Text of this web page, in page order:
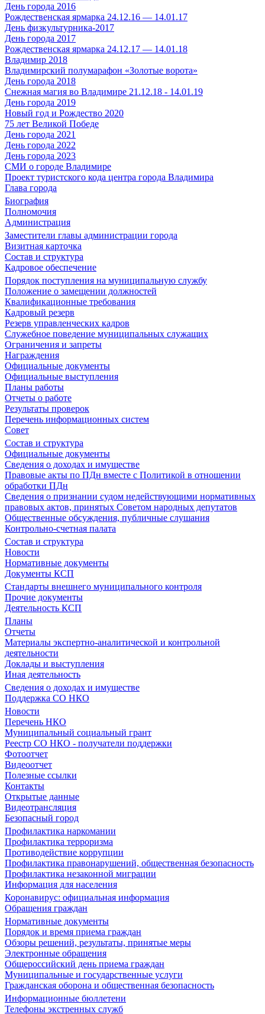
День города 2016
Рождественская ярмарка 24.12.16 — 14.01.17
День физкультурника-2017
День города 2017
Рождественская ярмарка 24.12.17 — 14.01.18
Владимир 2018
Владимирский полумарафон «Золотые ворота»
День города 2018
Снежная магия во Владимире 21.12.18 - 14.01.19
День города 2019
Новый год и Рождество 2020
75 лет Великой Победе
День города 2021
День города 2022
День города 2023
СМИ о городе Владимире
Проект туристского кода центра города Владимира
Глава города
Биография
Полномочия
Администрация
Заместители главы администрации города
Визитная карточка
Состав и структура
Кадровое обеспечение
Порядок поступления на муниципальную службу
Положение о замещении должностей
Квалификационные требования
Кадровый резерв
Резерв управленческих кадров
Служебное поведение муниципальных служащих
Ограничения и запреты
Награждения
Официальные документы
Официальные выступления
Планы работы
Отчеты о работе
Результаты проверок
Перечень информационных систем
Совет
Состав и структура
Официальные документы
Сведения о доходах и имуществе
Правовые акты по ПДн вместе с Политикой в отношении
обработки ПДн
Сведения о признании судом недействующими нормативных
правовых актов, принятых Советом народных депутатов
Общественные обсуждения, публичные слушания
Контрольно-счетная палата
Состав и структура
Новости
Нормативные документы
Документы КСП
Стандарты внешнего муниципального контроля
Прочие документы
Деятельность КСП
Планы
Отчеты
Материалы экспертно-аналитической и контрольной
деятельности
Доклады и выступления
Иная деятельность
Сведения о доходах и имуществе
Поддержка СО НКО
Новости
Перечень НКО
Муниципальный социальный грант
Реестр СО НКО - получатели поддержки
Фотоотчет
Видеоотчет
Полезные ссылки
Контакты
Открытые данные
Видеотрансляция
Безопасный город
Профилактика наркомании
Профилактика терроризма
Противодействие коррупции
Профилактика правонарушений, общественная безопасность
Профилактика незаконной миграции
Информация для населения
Коронавирус: официальная информация
Обращения граждан
Нормативные документы
Порядок и время приема граждан
Обзоры решений, результаты, принятые меры
Электронные обращения
Общероссийский день приема граждан
Муниципальные и государственные услуги
Гражданская оборона и общественная безопасность
Информационные бюллетени
Телефоны экстренных служб